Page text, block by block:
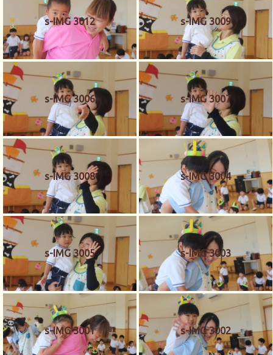
s-IMG 3012 s-IMG 3009
s-IMG 3006 s-IMG 3007
s-IMG 3008 s-IMG 3004
s-IMG 3005 s-IMG 3003
s-IMG 3001 s-IMG 3002